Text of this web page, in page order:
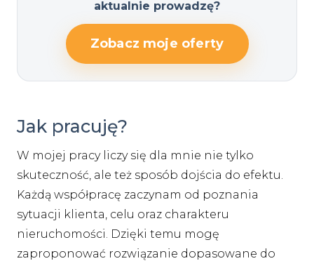
aktualnie prowadzę?
Zobacz moje oferty
Jak pracuję?
W mojej pracy liczy się dla mnie nie tylko
skuteczność, ale też sposób dojścia do efektu.
Każdą współpracę zaczynam od poznania
sytuacji klienta, celu oraz charakteru
nieruchomości. Dzięki temu mogę
zaproponować rozwiązanie dopasowane do